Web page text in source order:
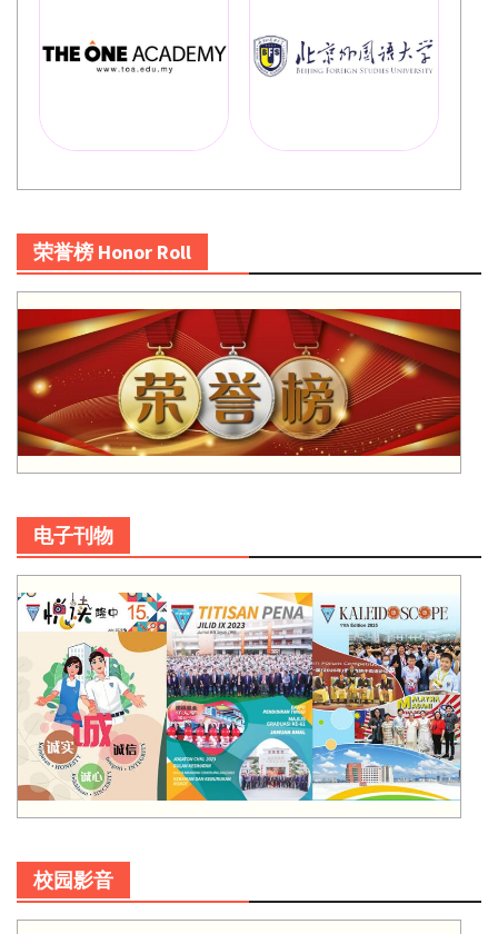
荣誉榜 Honor Roll
电子刊物
校园影音